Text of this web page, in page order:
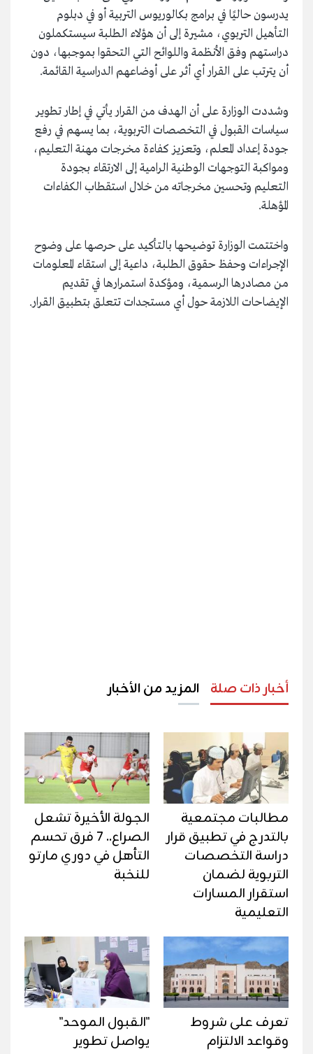
يدرسون حاليًا في برامج بكالوريوس التربية أو في دبلوم
التأهيل التربوي، مشيرة إلى أن هؤلاء الطلبة سيستكملون
دراستهم وفق الأنظمة واللوائح التي التحقوا بموجبها، دون
أن يترتب على القرار أي أثر على أوضاعهم الدراسية القائمة.
وشددت الوزارة على أن الهدف من القرار يأتي في إطار تطوير
سياسات القبول في التخصصات التربوية، بما يسهم في رفع
جودة إعداد المعلم، وتعزيز كفاءة مخرجات مهنة التعليم،
ومواكبة التوجهات الوطنية الرامية إلى الارتقاء بجودة
التعليم وتحسين مخرجاته من خلال استقطاب الكفاءات
المؤهلة.
واختتمت الوزارة توضيحها بالتأكيد على حرصها على وضوح
الإجراءات وحفظ حقوق الطلبة، داعية إلى استقاء المعلومات
من مصادرها الرسمية، ومؤكدة استمرارها في تقديم
الإيضاحات اللازمة حول أي مستجدات تتعلق بتطبيق القرار.
أخبار ذات صلة المزيد من الأخبار
مطالبات مجتمعية
بالتدرج في تطبيق قرار
دراسة التخصصات
التربوية لضمان
استقرار المسارات
التعليمية
الجولة الأخيرة تشعل
الصراع.. 7 فرق تحسم
التأهل في دوري مارتو
للنخبة
تعرف على شروط
وقواعد الالتزام
"القبول الموحد"
يواصل تطوير